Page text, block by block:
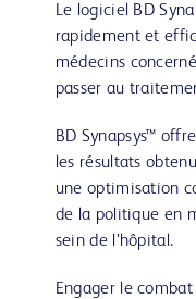
Le logiciel BD
rapidement et
médecins
passer au
BD Synapsys™
les résultats
une optimisation
de la politique en
sein de l’hôpital.
Engager le